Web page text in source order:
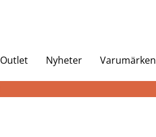
Outlet Nyheter Varumärken